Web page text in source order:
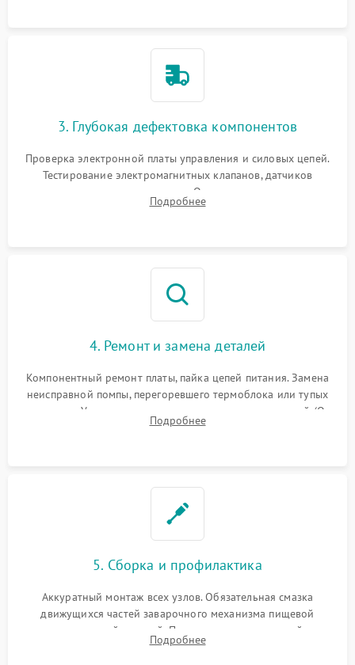
3. Глубокая дефектовка компонентов
Проверка электронной платы управления и силовых цепей.
Тестирование электромагнитных клапанов, датчиков
температуры и расходомера. Оценка степени износа
жерновов кофемолки, уплотнительных колец гидросистемы
Подробнее
4. Ремонт и замена деталей
Компонентный ремонт платы, пайка цепей питания. Замена
неисправной помпы, перегоревшего термоблока или тупых
жерновов. Установка новых силиконовых уплотнителей (O-
ring) и тефлоновых трубок для надежного устранения
Подробнее
5. Сборка и профилактика
Аккуратный монтаж всех узлов. Обязательная смазка
движущихся частей заварочного механизма пищевой
силиконовой смазкой. Проведение программной
декальцинации и очистки системы от кофейных масел.
Подробнее